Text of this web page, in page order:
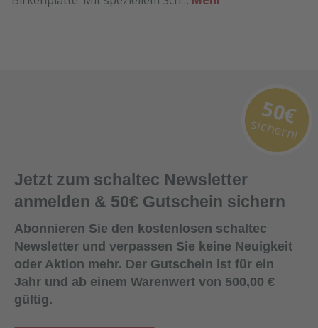
Jetzt zum schaltec Newsletter
anmelden & 50€ Gutschein sichern
Abonnieren Sie den kostenlosen schaltec
Newsletter und verpassen Sie keine Neuigkeit
oder Aktion mehr. Der Gutschein ist für ein
Jahr und ab einem Warenwert von 500,00 €
gültig.
50€
sichern!